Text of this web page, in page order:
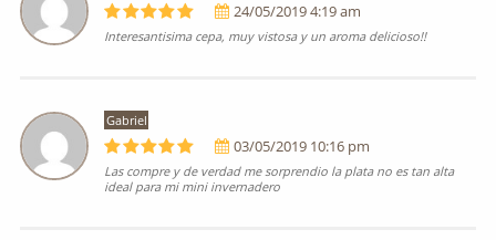
24/05/2019 4:19 am
Interesantisima cepa, muy vistosa y un aroma delicioso!!
Gabriel
03/05/2019 10:16 pm
Las compre y de verdad me sorprendio la plata no es tan alta
ideal para mi mini invernadero